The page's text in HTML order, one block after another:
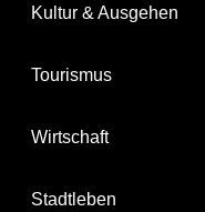
Kultur & Ausgehen
Tourismus
Wirtschaft
Stadtleben